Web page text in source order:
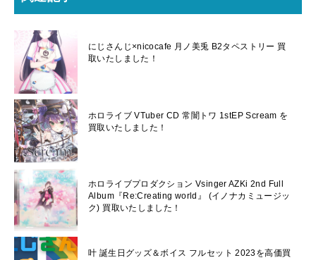
にじさんじ×nicocafe 月ノ美兎 B2タペストリー 買
取いたしました！
ホロライブ VTuber CD 常闇トワ 1stEP Scream を
買取いたしました！
ホロライブプロダクション Vsinger AZKi 2nd Full
Album『Re:Creating world』 (イノナカミュージッ
ク) 買取いたしました！
叶 誕生日グッズ＆ボイス フルセット 2023を高価買